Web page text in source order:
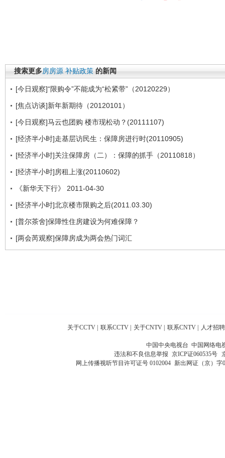
搜索更多房房源 补贴政策 的新闻
[今日观察]“限购令”不能成为“松紧带”（20120229）
[焦点访谈]新年新期待（20120101）
[今日观察]马云也团购 楼市现松动？(20111107)
[经济半小时]走基层访民生：保障房进行时(20110905)
[经济半小时]关注保障房（二）：保障的抓手（20110818）
[经济半小时]房租上涨(20110602)
《新华天下行》 2011-04-30
[经济半小时]北京楼市限购之后(2011.03.30)
[普尔茶舍]保障性住房建设为何难保障？
[两会芮观察]保障房成为两会热门词汇
关于CCTV 联系CCTV 关于CNTV 联系CNTV 人才招聘
中国中央电视台 中国网络电
违法和不良信息举报 京ICP证060535号
网上传播视听节目许可证号 0102004 新出网证（京）